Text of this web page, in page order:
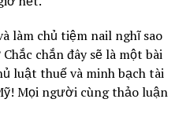
làm chủ tiệm nail nghĩ sao
chắn đây sẽ là một bài
luật thuế và minh bạch tài
Mọi người cùng thảo luận